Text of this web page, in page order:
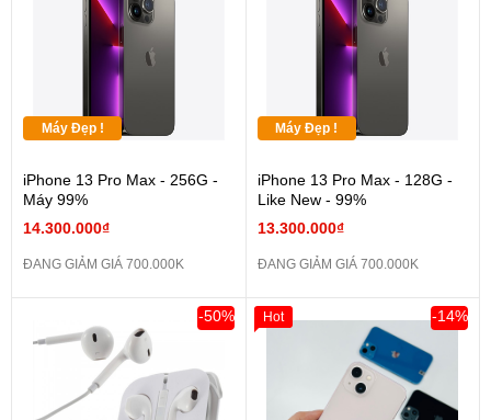
Máy Đẹp !
iPhone 13 Pro Max - 256G -
Máy 99%
14.300.000₫
ĐANG GIẢM GIÁ 700.000K
Máy Đẹp !
iPhone 13 Pro Max - 128G -
Like New - 99%
13.300.000₫
ĐANG GIẢM GIÁ 700.000K
-50% -14%
Hot